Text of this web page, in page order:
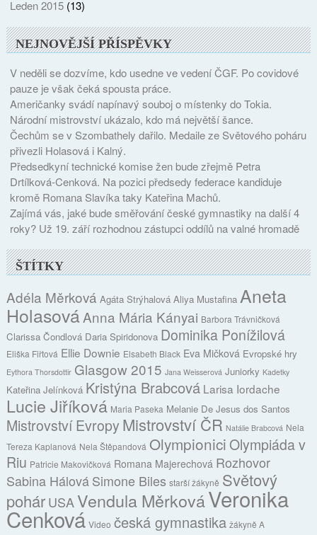
Leden 2015(13)
NEJNOVĚJŠÍ PŘÍSPĚVKY
V neděli se dozvíme, kdo usedne ve vedení ČGF. Po covidové
pauze je však čeká spousta práce.
Američanky svádí napínavý souboj o místenky do Tokia.
Národní mistrovství ukázalo, kdo má největší šance.
Čechům se v Szombathely dařilo. Medaile ze Světového poháru
přivezli Holasová i Kalný.
Předsedkyní technické komise žen bude zřejmě Petra
Drtílková-Cenková. Na pozici předsedy federace kandiduje
kromě Romana Slavíka taky Kateřina Machů.
Zajímá vás, jaké bude směřování české gymnastiky na další 4
roky? Už 19. září rozhodnou zástupci oddílů na valné hromadě
ŠTÍTKY
Adéla Měrková Agáta Strýhalová Aliya Mustafina Aneta
HolasováAnna Mária Kányai Barbora Trávničková
Clarissa Čondlová Daria Spiridonova Dominika Ponížilová
Eliška Fiřtová Ellie Downie Elsabeth Black Eva Mičková Evropské hry
Eythora Thorsdottir Glasgow 2015 Jana Weisserová Juniorky Kadetky
Kateřina Jelínková Kristýna Brabcová Larisa Iordache
Lucie Jiříková Maria Paseka Melanie De Jesus dos Santos
Mistrovství Evropy Mistrovství ČR Natálie Brabcová Nela
Tereza Kaplanová Nela Štěpandová OlympioniciOlympiáda v
Riu Patricie Makovičková Romana Majerechová Rozhovor
Sabina HálováSimone Biles starší žákyně Světový
pohárUSAVendula MěrkováVeronika
Cenková Video česká gymnastika žákyně A